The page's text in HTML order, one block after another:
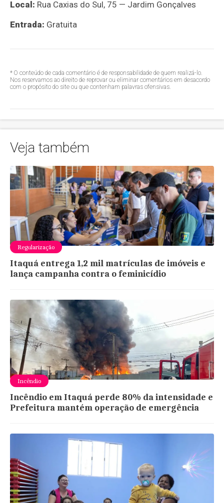
Local: Rua Caxias do Sul, 75 — Jardim Gonçalves
Entrada: Gratuita
* O conteúdo de cada comentário é de responsabilidade de quem realizá-lo.
Nos reservamos ao direito de reprovar ou eliminar comentários em desacordo
com o propósito do site ou que contenham palavras ofensivas.
Veja também
Regularização
Itaquá entrega 1,2 mil matrículas de imóveis e
lança campanha contra o feminicídio
Incêndio
Incêndio em Itaquá perde 80% da intensidade e
Prefeitura mantém operação de emergência